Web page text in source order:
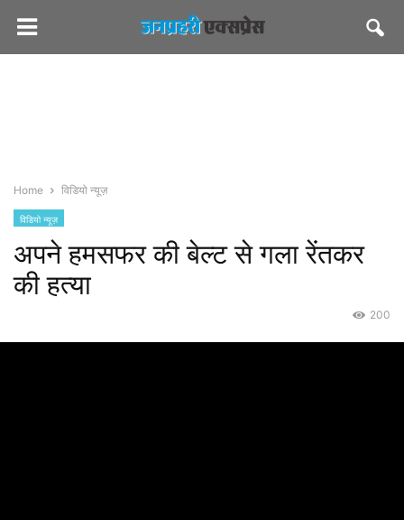
Home विडियो न्यूज़
विडियो न्यूज़
अपने हमसफर की बेल्ट से गला रेंतकर
की हत्या
200